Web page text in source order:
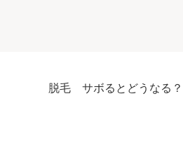
脱毛 サボるとどうなる？